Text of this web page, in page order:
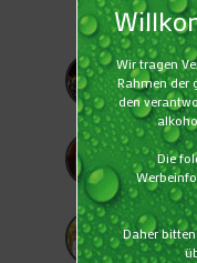
9. JULI
2026
12. MAI
IFS-
29.
DLG –